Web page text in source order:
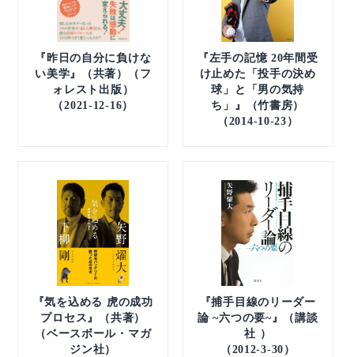
『昨日の自分に負けな
い美学』（共著）（フ
ォレスト出版）
（2021-12-16）
『左手の記憶 20年間受
け止めた「投手の決め
球」と「男の気持
ち」』（竹書房）
（2014-10-23）
『気を込める 虎の成功
プロセス』（共著）
（ベースボール・マガ
ジン社）
『捕手目線のリーダー
論 ~六つの要~』（講談
社 ）
（2012-3-30）